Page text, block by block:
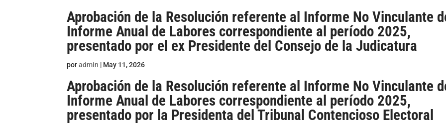
Aprobación de la Resolución referente al Informe No Vinculante
Informe Anual de Labores correspondiente al período 2025,
presentado por el ex Presidente del Consejo de la Judicatura
poradmin | May 11, 2026
Aprobación de la Resolución referente al Informe No Vinculante
Informe Anual de Labores correspondiente al período 2025,
presentado por la Presidenta del Tribunal Contencioso Electoral